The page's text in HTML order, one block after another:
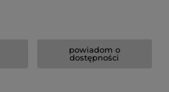
powiadom o
dostępności